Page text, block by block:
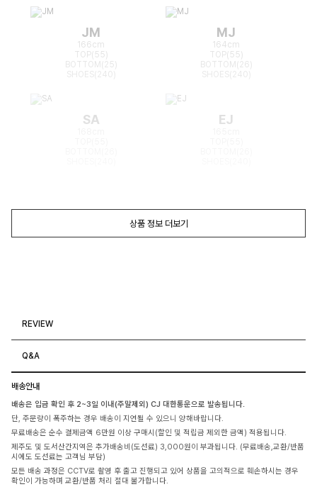
JM
166cm
TOP(55)
BOTTOM(25)
MJ
164cm
TOP(55)
BOTTOM(26)
SA EJ
상품 정보 더보기
REVIEW
Q&A
배송안내
배송은 입금 확인 후 2~3일 이내(주말제외) CJ 대한통운으로 발송됩니다.
단, 주문량이 폭주하는 경우 배송이 지연될 수 있으니 양해바랍니다.
무료배송은 순수 결제금액 6만원 이상 구매시(할인 및 적립금 제외한 금액) 적용됩니다.
제주도 및 도서산간지역은 추가배송비(도선료) 3,000원이 부과됩니다. (무료배송,교환/반품
시에도 도선료는 고객님 부담)
모든 배송 과정은 CCTV로 촬영 후 출고 진행되고 있어 상품을 고의적으로 훼손하시는 경우
확인이 가능하며 교환/반품 처리 절대 불가합니다.